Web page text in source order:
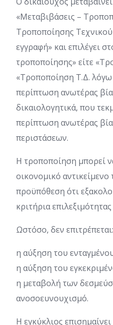
«Μεταβιβάσεις –
Τροποποίησης
εγγραφή» και επιλέγει
τροποποίησης» είτε
«Τροποποίηση Τ.Δ. λόγω
περίπτωση ανωτέρας
δικαιολογητικά, που
περίπτωση ανωτέρας
περιστάσεων.
Η τροποποίηση μπορεί
οικονομικό
προϋπόθεση ότι
κριτήρια
Ωστόσο, δεν επιτρέπεται:
η αύξηση του
η αύξηση του
η μεταβολή των
ανοσοευνουχισμό.
Η εγκύκλιος